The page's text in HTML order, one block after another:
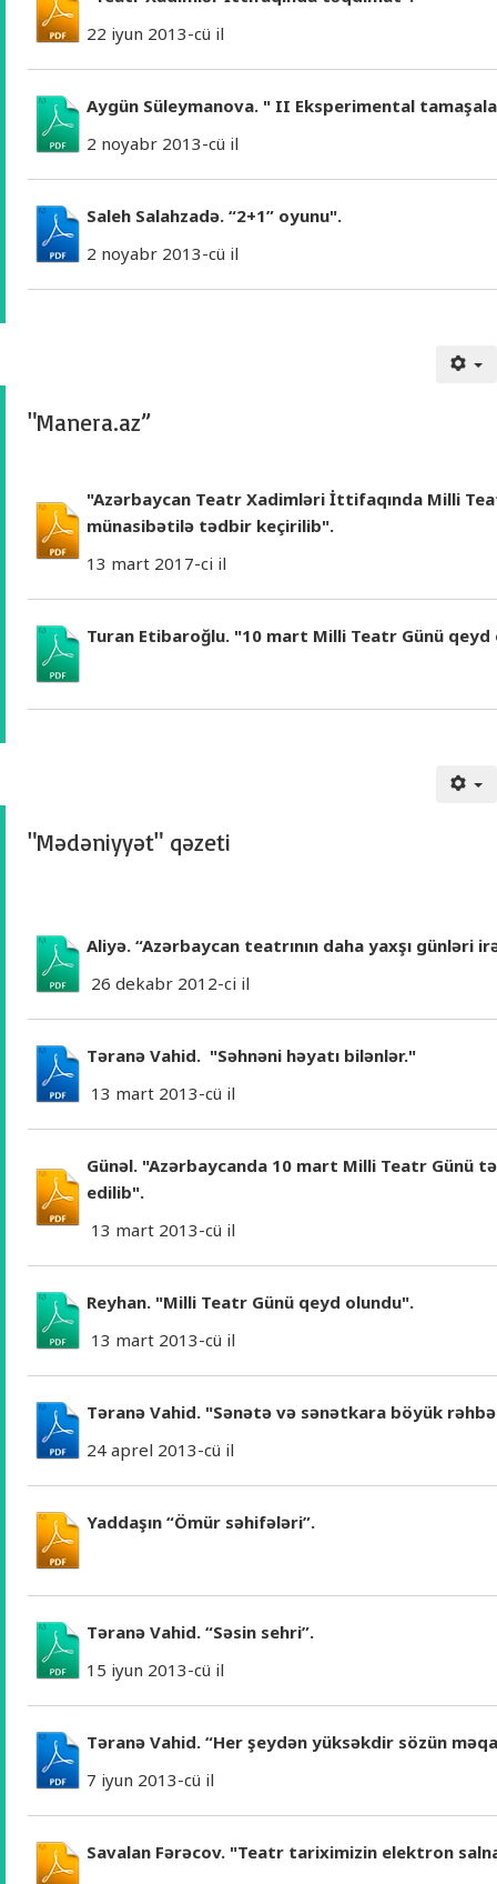
22 iyun 2013-cü il
Aygün Süleymanova. " II Eksperimental
2 noyabr 2013-cü il
Saleh Salahzadə. “2+1” oyunu".
2 noyabr 2013-cü il
"Manera.az”
"Azərbaycan Teatr Xadimləri İttifaqında Milli
münasibətilə tədbir keçirilib".
13 mart 2017-ci il
Turan Etibaroğlu. "10 mart Milli Teatr Günü qeyd
"Mədəniyyət" qəzeti
Aliyə. “Azərbaycan teatrının daha yaxşı günləri
26 dekabr 2012-ci il
Təranə Vahid. "Səhnəni həyatı bilənlər."
13 mart 2013-cü il
Günəl. "Azərbaycanda 10 mart Milli Teatr Günü
edilib".
13 mart 2013-cü il
Reyhan. "Milli Teatr Günü qeyd olundu".
13 mart 2013-cü il
Təranə Vahid. "Sənətə və sənətkara böyük
24 aprel 2013-cü il
Yaddaşın “Ömür səhifələri”.
Təranə Vahid. “Səsin sehri”.
15 iyun 2013-cü il
Təranə Vahid. “Her şeydən yüksəkdir sözün
7 iyun 2013-cü il
Savalan Fərəcov. "Teatr tariximizin elektron